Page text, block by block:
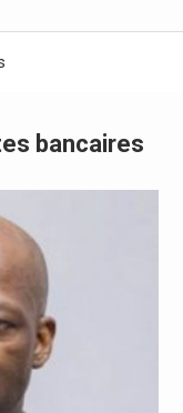
bancaires